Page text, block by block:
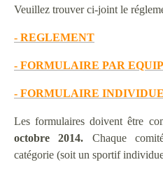
Veuillez trouver ci-joint le
- REGLEMENT
- FORMULAIRE PAR
- FORMULAIRE
Les formulaires doivent être
octobre 2014. Chaque
catégorie (soit un sportif